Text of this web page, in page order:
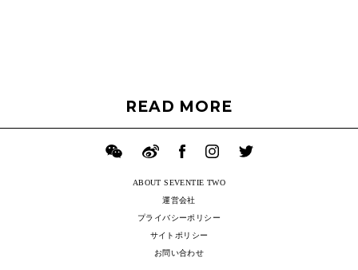
READ MORE
ABOUT SEVENTIE TWO
運営会社
プライバシーポリシー
サイトポリシー
お問い合わせ